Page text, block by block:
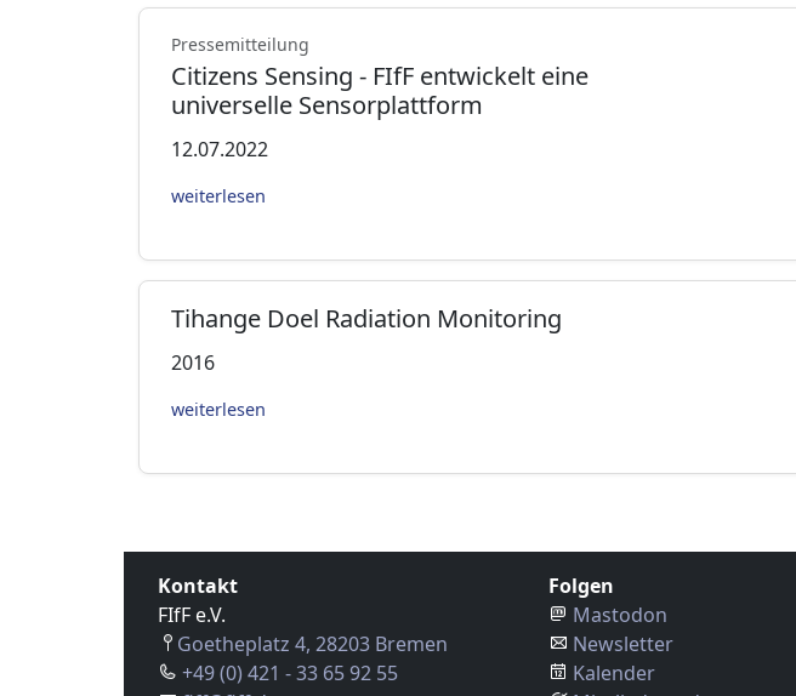
Pressemitteilung
Citizens Sensing - FIfF entwickelt eine
universelle Sensorplattform
12.07.2022
weiterlesen
Tihange Doel Radiation Monitoring
2016
weiterlesen
Kontakt
FIfF e.V.
Goetheplatz 4, 28203 Bremen
+49 (0) 421 - 33 65 92 55
Folgen
Mastodon
Newsletter
Kalender